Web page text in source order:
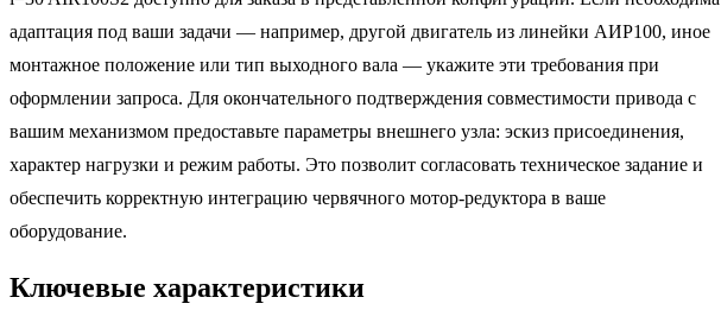
адаптация под ваши задачи — например, другой двигатель из линейки АИР100, иное
монтажное положение или тип выходного вала — укажите эти требования при
оформлении запроса. Для окончательного подтверждения совместимости привода с
вашим механизмом предоставьте параметры внешнего узла: эскиз присоединения,
характер нагрузки и режим работы. Это позволит согласовать техническое задание и
обеспечить корректную интеграцию червячного мотор-редуктора в ваше
оборудование.
Ключевые характеристики